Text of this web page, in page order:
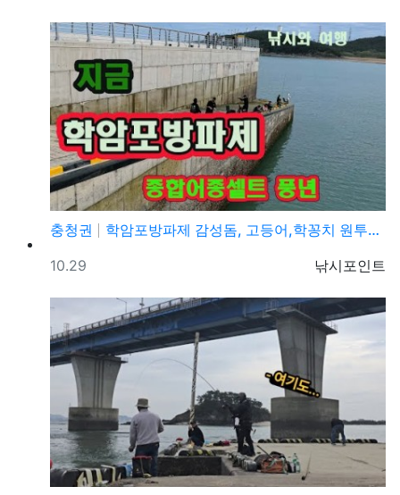
충청권
학암포방파제 감성돔, 고등어,학꽁치 원투낚시 바다낚시 …
등록자
낚시포인트
등록일
10.29